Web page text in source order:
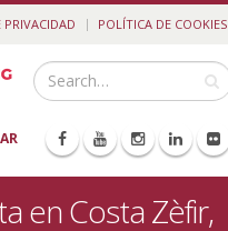
POLÍTICA DE COOKIES
en Costa Zèfir,